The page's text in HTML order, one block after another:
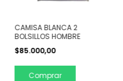
CAMISA BLANCA 2
BOLSILLOS HOMBRE
$85.000,00
Comprar